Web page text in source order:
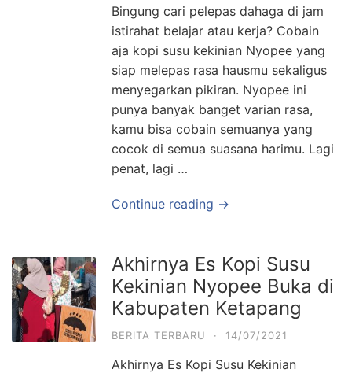
Bingung cari pelepas dahaga di jam
istirahat belajar atau kerja? Cobain
aja kopi susu kekinian Nyopee yang
siap melepas rasa hausmu sekaligus
menyegarkan pikiran. Nyopee ini
punya banyak banget varian rasa,
kamu bisa cobain semuanya yang
cocok di semua suasana harimu. Lagi
penat, lagi …
Continue reading →
Akhirnya Es Kopi Susu
Kekinian Nyopee Buka di
Kabupaten Ketapang
BERITA TERBARU · 14/07/2021
Akhirnya Es Kopi Susu Kekinian